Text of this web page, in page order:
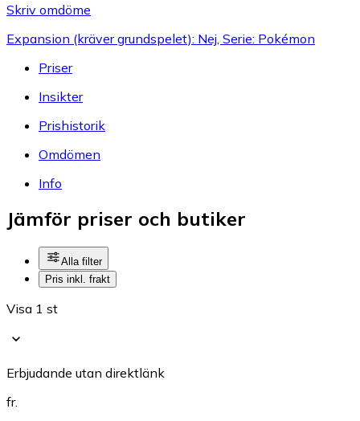
Skriv omdöme
Expansion (kräver grundspelet): Nej, Serie: Pokémon
Priser
Insikter
Prishistorik
Omdömen
Info
Jämför priser och butiker
Alla filter
Pris inkl. frakt
Visa 1 st
Erbjudande utan direktlänk
fr.